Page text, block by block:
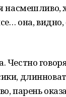
насмешливо,
она, видно,
парень